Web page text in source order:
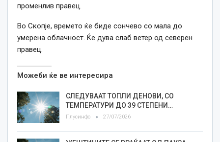
променлив правец.
Во Скопје, времето ќе биде сончево со мала до
умерена облачност. Ќе дува слаб ветер од северен
правец.
Можеби ќе ве интересира
СЛЕДУВААТ ТОПЛИ ДЕНОВИ, СО
ТЕМПЕРАТУРИ ДО 39 СТЕПЕНИ…
Плусинфо 27/07/2026